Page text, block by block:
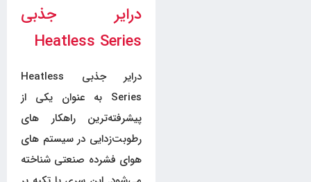
درایر جذبی
Heatless Series
درایر جذبی Heatless
Series به عنوان یکی از
پیشرفته‌ترین راهکار های
رطوبت‌زدایی در سیستم های
هوای فشرده صنعتی شناخته